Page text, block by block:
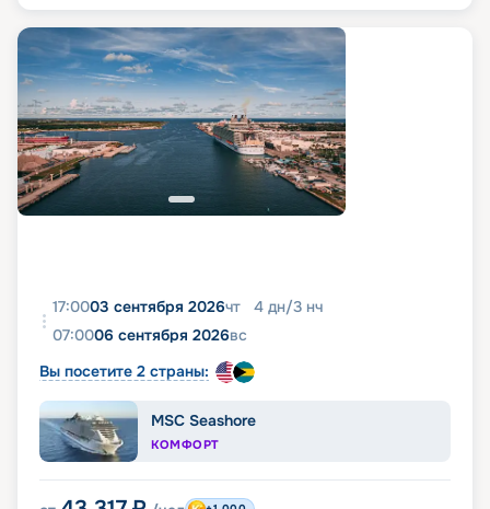
17:0003 сентября 2026чт 4 дн/3 нч
07:0006 сентября 2026вс
Вы посетите 2 страны:
MSC Seashore
КОМФОРТ